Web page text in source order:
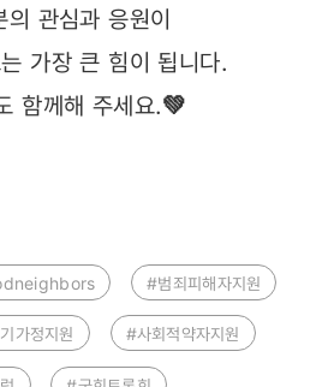
의 관심과 응원이
가장 큰 힘이 됩니다.
함께해 주세요.💚
#범죄피해자지원
가정지원 #사회적약자지원